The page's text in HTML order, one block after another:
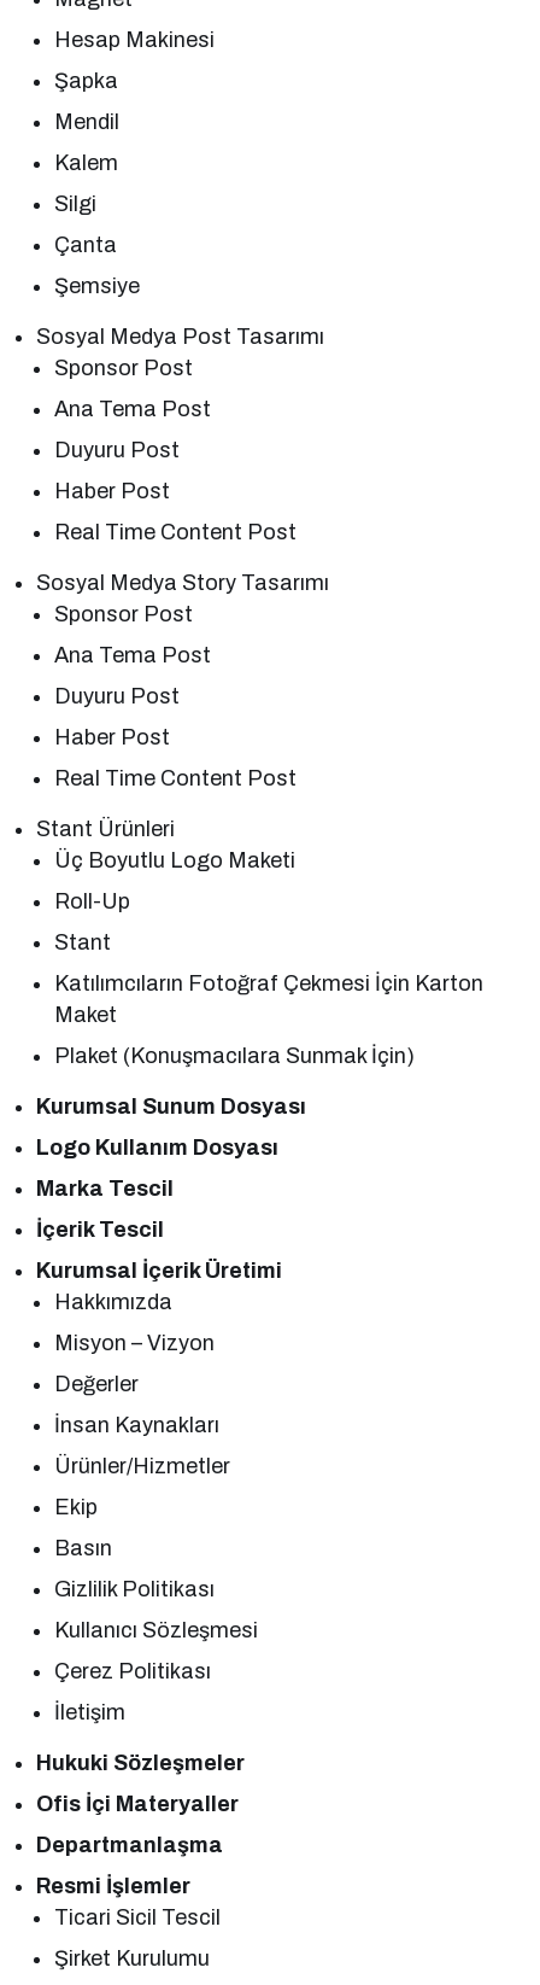
Hesap Makinesi
Şapka
Mendil
Kalem
Silgi
Çanta
Şemsiye
Sosyal Medya Post Tasarımı
Sponsor Post
Ana Tema Post
Duyuru Post
Haber Post
Real Time Content Post
Sosyal Medya Story Tasarımı
Sponsor Post
Ana Tema Post
Duyuru Post
Haber Post
Real Time Content Post
Stant Ürünleri
Üç Boyutlu Logo Maketi
Roll-Up
Stant
Katılımcıların Fotoğraf Çekmesi İçin Karton
Maket
Plaket (Konuşmacılara Sunmak İçin)
Kurumsal Sunum Dosyası
Logo Kullanım Dosyası
Marka Tescil
İçerik Tescil
Kurumsal İçerik Üretimi
Hakkımızda
Misyon – Vizyon
Değerler
İnsan Kaynakları
Ürünler/Hizmetler
Ekip
Basın
Gizlilik Politikası
Kullanıcı Sözleşmesi
Çerez Politikası
İletişim
Hukuki Sözleşmeler
Ofis İçi Materyaller
Departmanlaşma
Resmi İşlemler
Ticari Sicil Tescil
Şirket Kurulumu